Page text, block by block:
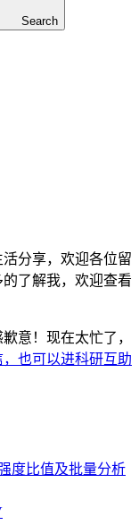
Search
分享，欢迎各位留
了解我，欢迎查看
意！现在太忙了，
，也可以进科研互助
度比值及批量分析